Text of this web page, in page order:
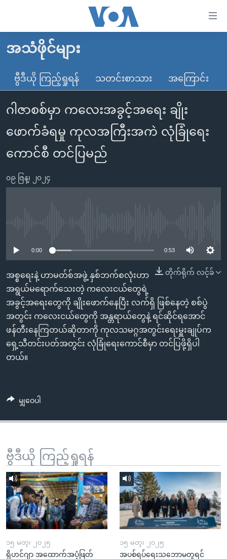
လွယ်ကူ
သည့်
Link
များ
ပင်မ
အကြောင်းအရာ
ကျော်
ကြည့်
ကျော်
ကြည့်
ရှာဖွေ
နေရာ
မူလစာမျက်နှာ
မြန်မာ
ကမ္ဘာ့သတင်းများ
နိုင်ငံတကာ
အမေရိကန်
တရုတ်
အစ္စရေး-ပါလက်စတိုင်း
ဗွီဒီယို
သတင်းလွတ်လပ်ခွင့်
ရပ်ဝန်းတခု လမ်းတခု အလွန်
အင်္ဂလိပ်စာလေ့လာမယ်
အမေရိကန်သုံးအီဒီယံ
အပတ်စဉ်ကဏ္ဍများ
ဗွီအိုအေ လူမှုကွန်ယက်များ
ဘာသာစကားများ
အသံဖိုင်များ
ဗွီဒီယို ကြည့်ရှုရန် သတင်းစာသား အကြောင်း
ဂါဇာစစ်မှာ ကလေးအခွင့်အရေး ချိုး
ဖောက်ခံရမှု ကုလအကြီးအကဲ လုံခြုံရေး
ကောင်စီ တင်ပြမည်
၀၉ ဇြန္၊ ၂၀၂၄
0:00 0:53
တိုက်ရိုက် လင့်ခ်
အစ္စရေးနဲ့ ဟာမတ်စ်အဖွဲ့ နှစ်ဘက်စလုံးဟာ
အရွယ်မရောက်သေးတဲ့ ကလေးငယ်တွေရဲ့
အခွင့်အရေးတွေကို ချိုးဖောက်နေပြီး လက်ရှိ ဖြစ်နေတဲ့ စစ်ပွဲ
အတွင်း ကလေးငယ်တွေကို အန္တရာယ်တွေနဲ့ ရင်ဆိုင်ရအောင်
ဖန်တီးနေကြတယ်ဆိုတာကို ကုလသမဂ္ဂအတွင်းရေးမှူးချုပ်က
ရှေ့သီတင်းပတ်အတွင်း လုံခြုံရေးကောင်စီမှာ တင်ပြဖို့ရှိပါ
တယ်။
မျှဝေပါ
ဗွီဒီယို ကြည့်ရှုရန်
၁၅ မတ္၊ ၂၀၂၅
ရိုဟင်ဂျာ အထောက်အပံ့ဖြတ်
၁၅ မတ္၊ ၂၀၂၅
အပစ်ရပ်ရေးသဘောမတူရင်